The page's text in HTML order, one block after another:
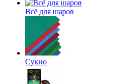
Всё для шаров
Сукно